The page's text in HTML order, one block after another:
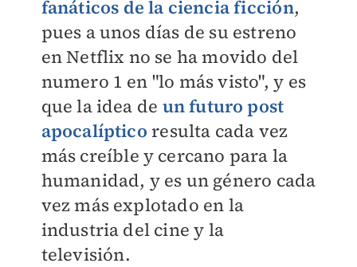
fanáticos de la ciencia ficción,
pues a unos días de su estreno
en Netflix no se ha movido del
numero 1 en "lo más visto", y es
que la idea de un futuro post
apocalíptico resulta cada vez
más creíble y cercano para la
humanidad, y es un género cada
vez más explotado en la
industria del cine y la
televisión.